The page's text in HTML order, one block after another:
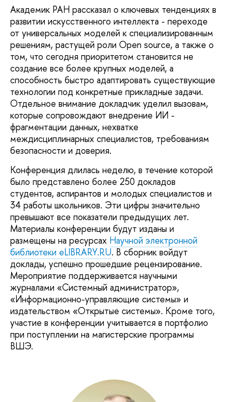
Академик РАН рассказал о ключевых тенденциях в
развитии искусственного интеллекта - переходе
от универсальных моделей к специализированным
решениям, растущей роли Open source, а также о
том, что сегодня приоритетом становится не
создание все более крупных моделей, а
способность быстро адаптировать существующие
технологии под конкретные прикладные задачи.
Отдельное внимание докладчик уделил вызовам,
которые сопровождают внедрение ИИ -
фрагментации данных, нехватке
междисциплинарных специалистов, требованиям
безопасности и доверия.
Конференция длилась неделю, в течение которой
было представлено более 250 докладов
студентов, аспирантов и молодых специалистов и
34 работы школьников. Эти цифры значительно
превышают все показатели предыдущих лет.
Материалы конференции будут изданы и
размещены на ресурсах Научной электронной
библиотеки eLIBRARY.RU. В сборник войдут
доклады, успешно прошедшие рецензирование.
Мероприятие поддерживается научными
журналами «Системный администратор»,
«Информационно-управляющие системы» и
издательством «Открытые системы». Кроме того,
участие в конференции учитывается в портфолио
при поступлении на магистерские программы
ВШЭ.